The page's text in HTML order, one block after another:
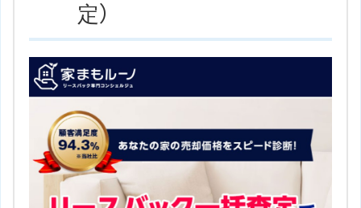
し、経験豊富なスタッフが安心できる取引をサポ
ートしています。また、野村不動産グループのネッ
トワークを活用して信頼性の高いサービスを提供
しています。
住所
神奈川県川崎市麻生区上麻生１丁
目５－１ りそな新百合ケ丘ビル
４Ｆ地図
新百合ヶ丘駅/小田急小田原線より
徒歩2分
定）